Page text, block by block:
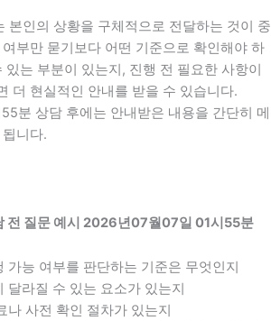
본인의 상황을 구체적으로 전달하는 것이 중
부만 묻기보다 어떤 기준으로 확인해야 하
있는 부분이 있는지, 진행 전 필요한 사항이
더 현실적인 안내를 받을 수 있습니다.
분 상담 후에는 안내받은 내용을 간단히 메
니다.
전 질문 예시 2026년07월07일 01시55분
가능 여부를 판단하는 기준은 무엇인지
달라질 수 있는 요소가 있는지
나 사전 확인 절차가 있는지